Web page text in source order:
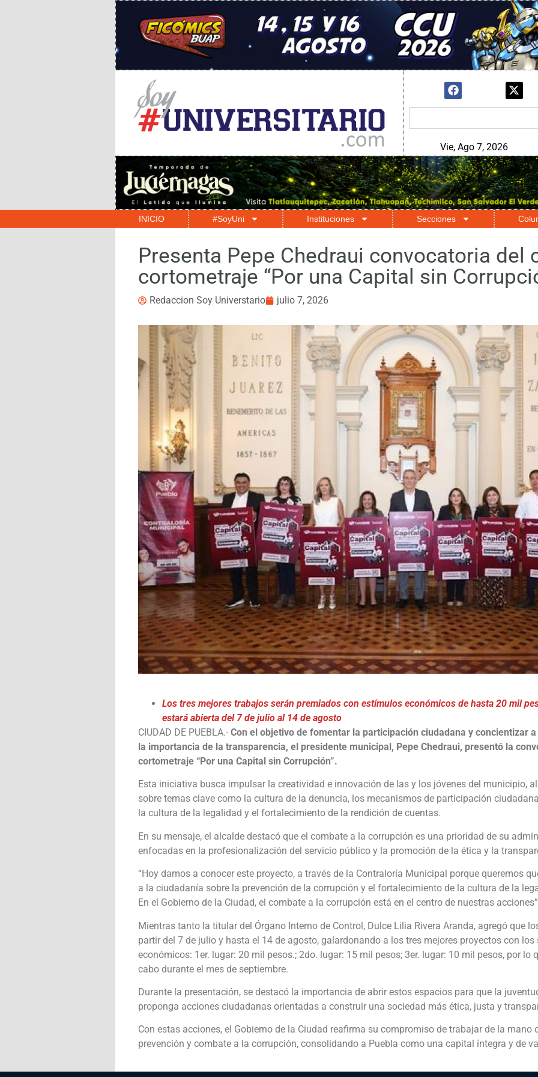
Vie, Ago 7, 2026
INICIO #SoyUni Instituciones Secciones
Presenta Pepe Chedraui convocatoria del
cortometraje “Por una Capital sin
Redaccion Soy Universtario julio 7, 2026
Los tres mejores trabajos serán premiados con estímulos económicos de hasta 20 mil
estará abierta del 7 de julio al 14 de agosto
CIUDAD DE PUEBLA.-Con el objetivo de fomentar la participación ciudadana y concientizar
la importancia de la transparencia, el presidente municipal, Pepe Chedraui, presentó la
cortometraje “Por una Capital sin Corrupción”.
Esta iniciativa busca impulsar la creatividad e innovación de las y los jóvenes del municipio,
sobre temas clave como la cultura de la denuncia, los mecanismos de participación
la cultura de la legalidad y el fortalecimiento de la rendición de cuentas.
En su mensaje, el alcalde destacó que el combate a la corrupción es una prioridad de su
enfocadas en la profesionalización del servicio público y la promoción de la ética y la
“Hoy damos a conocer este proyecto, a través de la Contraloría Municipal porque queremos
a la ciudadanía sobre la prevención de la corrupción y el fortalecimiento de la cultura de la
En el Gobierno de la Ciudad, el combate a la corrupción está en el centro de nuestras
Mientras tanto la titular del Órgano Interno de Control, Dulce Lilia Rivera Aranda, agregó que
partir del 7 de julio y hasta el 14 de agosto, galardonando a los tres mejores proyectos con
económicos: 1er. lugar: 20 mil pesos.; 2do. lugar: 15 mil pesos; 3er. lugar: 10 mil pesos, por lo
cabo durante el mes de septiembre.
Durante la presentación, se destacó la importancia de abrir estos espacios para que la
proponga acciones ciudadanas orientadas a construir una sociedad más ética, justa y
Con estas acciones, el Gobierno de la Ciudad reafirma su compromiso de trabajar de la mano
prevención y combate a la corrupción, consolidando a Puebla como una capital íntegra y de